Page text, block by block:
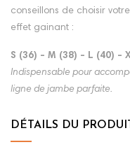
conseillons de choisir
effet gainant :
S (36) - M (38) - L (40) -
Indispensable pour
ligne de jambe parfaite.
DÉTAILS DU